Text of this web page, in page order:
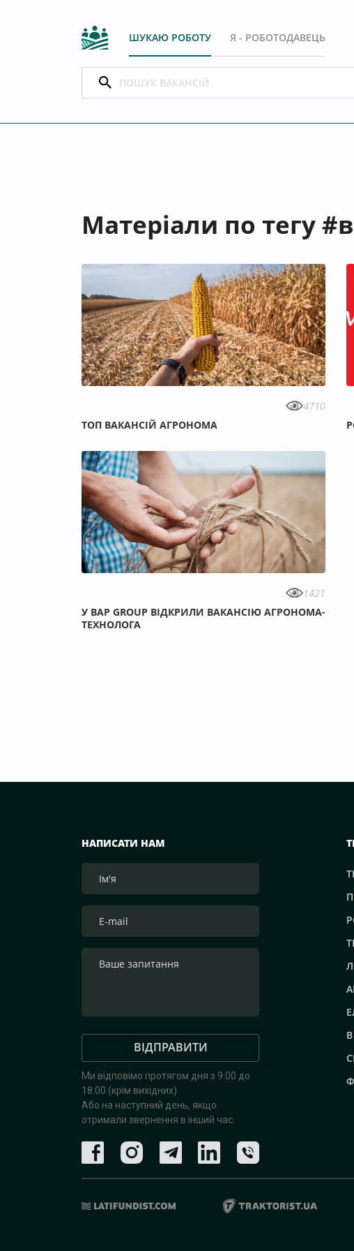
ШУКАЮ РОБОТУ Я - РОБОТОДАВЕЦЬ
Матеріали по тегу
4710
ТОП ВАКАНСІЙ АГРОНОМА
1421
У ВAP GROUP ВІДКРИЛИ ВАКАНСІЮ АГРОНОМА-
ТЕХНОЛОГА
НАПИСАТИ НАМ
ВІДПРАВИТИ
Ми відповімо протягом дня з 9:00 до
18:00 (крім вихідних).
Або на наступний день, якщо
отримали звернення в інший час.